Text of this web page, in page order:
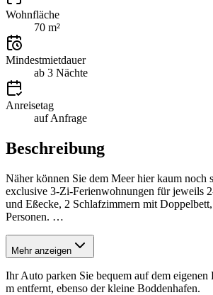
Wohnfläche
70 m²
Mindestmietdauer
ab 3 Nächte
Anreisetag
auf Anfrage
Beschreibung
Näher können Sie dem Meer hier kaum
exclusive 3-Zi-Ferienwohnungen für jeweils
und Eßecke, 2 Schlafzimmern mit
Personen. …
Mehr anzeigen
Ihr Auto parken Sie bequem auf dem
m entfernt, ebenso der kleine Boddenhafen.